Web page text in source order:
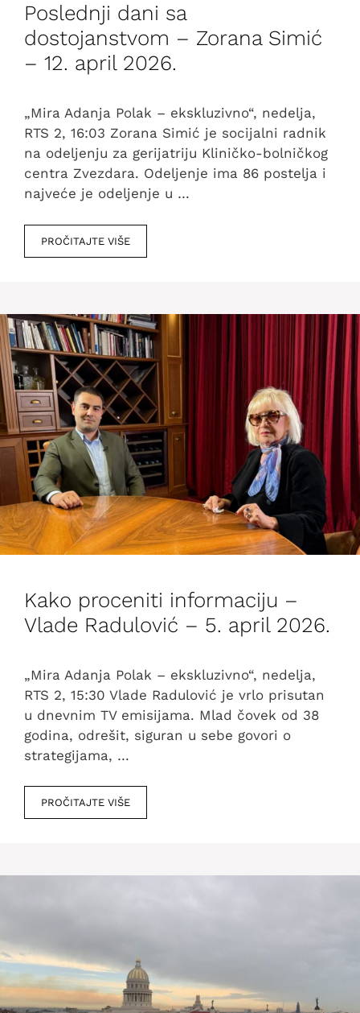
Poslednji dani sa
dostojanstvom – Zorana Simić
– 12. april 2026.
„Mira Adanja Polak – ekskluzivno“, nedelja,
RTS 2, 16:03 Zorana Simić je socijalni radnik
na odeljenju za gerijatriju Kliničko-bolničkog
centra Zvezdara. Odeljenje ima 86 postelja i
najveće je odeljenje u …
PROČITAJTE VIŠE
Kako proceniti informaciju –
Vlade Radulović – 5. april 2026.
„Mira Adanja Polak – ekskluzivno“, nedelja,
RTS 2, 15:30 Vlade Radulović je vrlo prisutan
u dnevnim TV emisijama. Mlad čovek od 38
godina, odrešit, siguran u sebe govori o
strategijama, …
PROČITAJTE VIŠE